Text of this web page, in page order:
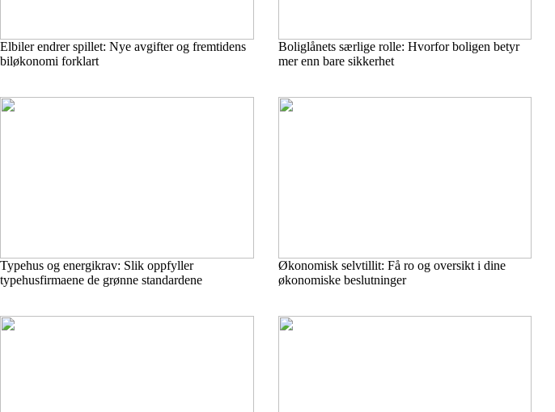
Elbiler endrer spillet: Nye avgifter og fremtidens
biløkonomi forklart
Boliglånets særlige rolle: Hvorfor boligen betyr
mer enn bare sikkerhet
Typehus og energikrav: Slik oppfyller
typehusfirmaene de grønne standardene
Økonomisk selvtillit: Få ro og oversikt i dine
økonomiske beslutninger